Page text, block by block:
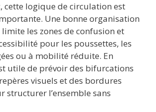
cette logique de circulation est
Une bonne organisation
les zones de confusion et
pour les poussettes, les
ou à mobilité réduite. En
utile de prévoir des bifurcations
visuels et des bordures
structurer l’ensemble sans